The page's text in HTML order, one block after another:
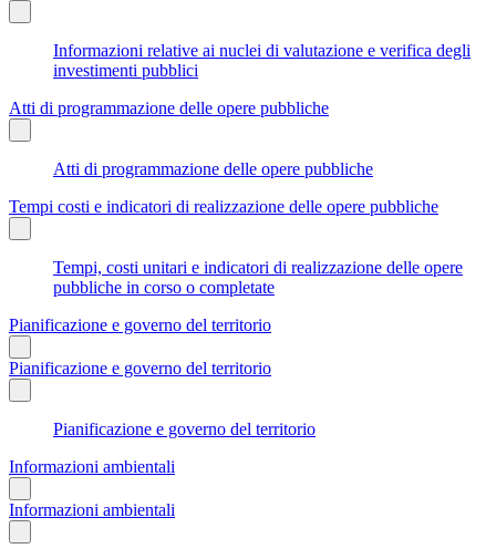
Informazioni relative ai nuclei di valutazione e verifica degli
investimenti pubblici
Atti di programmazione delle opere pubbliche
Atti di programmazione delle opere pubbliche
Tempi costi e indicatori di realizzazione delle opere pubbliche
Tempi, costi unitari e indicatori di realizzazione delle opere
pubbliche in corso o completate
Pianificazione e governo del territorio
Pianificazione e governo del territorio
Pianificazione e governo del territorio
Informazioni ambientali
Informazioni ambientali